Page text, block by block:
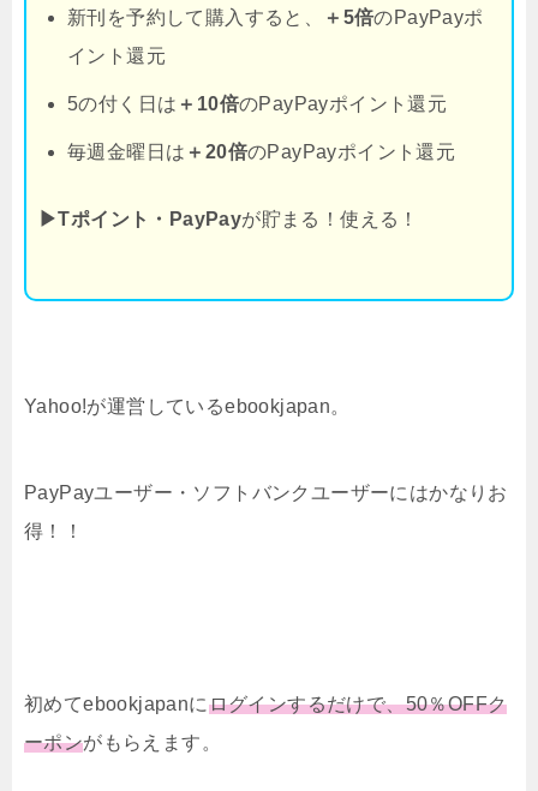
新刊を予約して購入すると、 ＋5倍のPayPayポ
イント還元
5の付く日は ＋10倍のPayPayポイント還元
毎週金曜日は ＋20倍のPayPayポイント還元
▶Tポイント・PayPayが貯まる！使える！
Yahoo!が運営しているebookjapan。
PayPayユーザー・ソフトバンクユーザーにはかなりお
得！！
初めてebookjapanにログインするだけで、50％OFFク
ーポンがもらえます。